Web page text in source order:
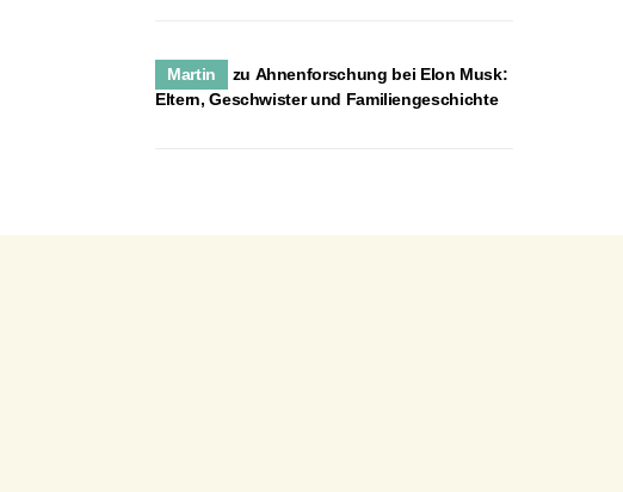
Martin zu Ahnenforschung bei Elon Musk:
Eltern, Geschwister und Familiengeschichte